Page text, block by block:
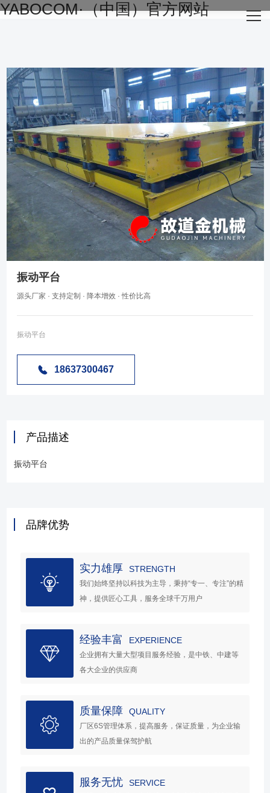
YABOCOM·（中国）官方网站
网站YABOCOM·（中国）官方网站
主营产品
成功案例
生产设备
新闻资讯
YABOCOM·（中国）官方网站
振动平台
源头厂家 · 支持定制 · 降本增效 · 性价比高
振动平台
18637300467
产品描述
振动平台
品牌优势
实力雄厚 STRENGTH
我们始终坚持以科技为主导，秉持“专一、专注”的精
神，提供匠心工具，服务全球千万用户
经验丰富 EXPERIENCE
企业拥有大量大型项目服务经验，是中铁、中建等
各大企业的供应商
质量保障 QUALITY
厂区6S管理体系，提高服务，保证质量，为企业输
出的产品质量保驾护航
服务无忧 SERVICE